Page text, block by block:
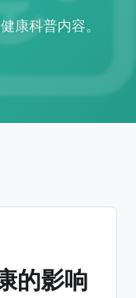
康科普内容。
的影响